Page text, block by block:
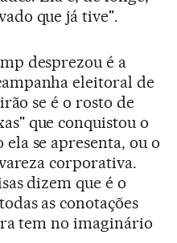
que já tive".
desprezou é a
eleitoral de
se é o rosto de
que conquistou o
se apresenta, ou o
corporativa.
dizem que é o
as conotações
tem no imaginário